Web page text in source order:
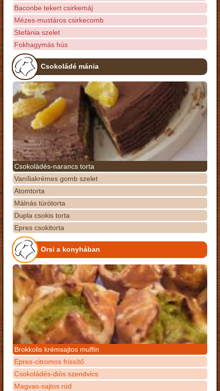
Baconbe tekert csirkemáj
Mézes-mustáros csirkecomb
Stefánia szelet
Fokhagymás hús
Csokoládé mánia
Csokoládés-narancs torta
Vaníliakrémes gomb szelet
Atomtorta
Málnás túrótorta
Dupla csokis torta
Epres csokitorta
Orsi a konyhában
Brokkolis krémsajtos muffin
Epres-citromos frissítő
Csokoládés-diós szendvics
Magvas-sajtos rúd